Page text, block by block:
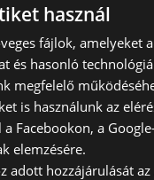
használ
fájlok, amelyeket
és hasonló
megfelelő
is használunk az
Facebookon, a
elemzésére.
adott hozzájárulását